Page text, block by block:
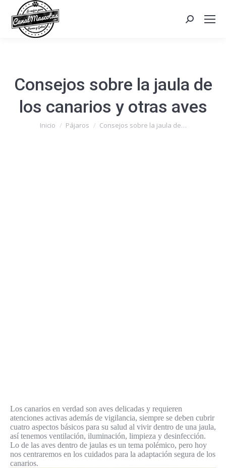
Search:
Consejos sobre la jaula de
los canarios y otras aves
Estás aquí:
Inicio Pájaros Consejos sobre la jaula de…
Los canarios en verdad son aves delicadas y requieren
atenciones activas además de vigilancia, siempre se deben cubrir
cuatro aspectos básicos para su salud al vivir dentro de una jaula,
así tenemos ventilación, iluminación, limpieza y desinfección.
Lo de las aves dentro de jaulas es un tema polémico, pero hoy
nos centraremos en los cuidados para la adaptación segura de los
canarios.